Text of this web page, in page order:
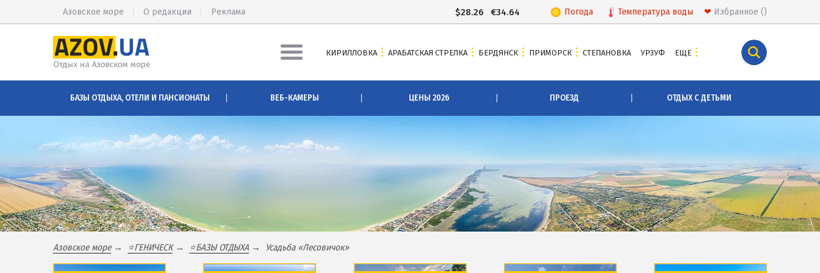
Погода Температура воды ❤ Избранное
$28.26 €34.64
Азовское море О редакции Реклама
Питание в Кирилловке
Развлечения в Кирилловке
Проезд в Кирилловку
БАЗЫ ОТДЫХА И ОТЕЛИ КИРИЛЛОВКИ
Федотова коса
Коса Пересыпь
Центр Кирилловки
Цены на Арабатской Стрелке 2026
Проезд на Арабатскую Стрелку
Глицериновое озеро
Развлечения в Бердянске
Проезд в Бердянск
ОТЕЛИ И БАЗЫ ОТДЫХА БЕРДЯНСКА
Бердянская коса
Новопетровка
Мелекино
Урзуф
Юрьевка
АЗОВСКОЕ МОРЕ
Цены 2026 по Азовскому морю в целом
КИРИЛЛОВКА АРАБАТСКАЯ СТРЕЛКА БЕРДЯНСК ПРИМОРСК СТЕПАНОВКА УРЗУФ ЕЩЕ
БАЗЫ ОТДЫХА, ОТЕЛИ И ПАНСИОНАТЫ ВЕБ-КАМЕРЫ ЦЕНЫ 2026 ПРОЕЗД ОТДЫХ С ДЕТЬМИ
Азовское море ⭐️ГЕНИЧЕСК ⭐️БАЗЫ ОТДЫХА Усадьба «Лесовичок»